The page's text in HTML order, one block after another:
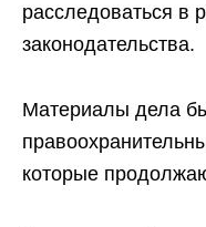
расследоваться в
законодательства.
Материалы дела
которые